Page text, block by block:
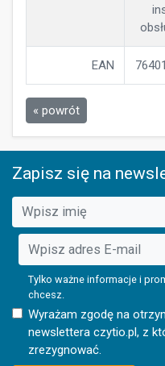
EAN
« powrót
Zapisz się na
Tylko ważne informacje i
chcesz.
Wyrażam zgodę na
newslettera czytio.pl, z
zrezygnować.